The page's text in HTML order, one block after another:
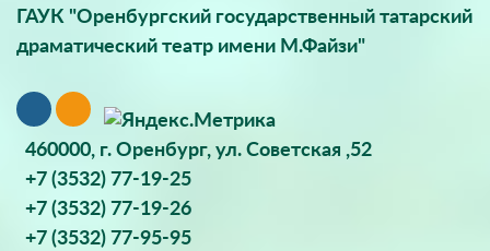
ГАУК "Оренбургский государственный татарский
драматический театр имени М.Файзи"
460000, г. Оренбург, ул. Советская ,52
+7 (3532) 77-19-25
+7 (3532) 77-19-26
+7 (3532) 77-95-95